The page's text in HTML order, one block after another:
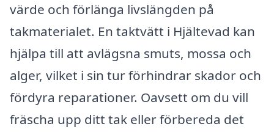
värde och förlänga livslängden på
takmaterialet. En taktvätt i Hjältevad kan
hjälpa till att avlägsna smuts, mossa och
alger, vilket i sin tur förhindrar skador och
fördyra reparationer. Oavsett om du vill
fräscha upp ditt tak eller förbereda det